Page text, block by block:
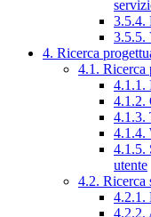
3.5.4.
3.5.5.
4. Ricerca
4.1. Ricerca
4.1.1.
4.1.2.
4.1.3.
4.1.4.
4.1.5.
utente
4.2. Ricerca
4.2.1.
4.2.2.